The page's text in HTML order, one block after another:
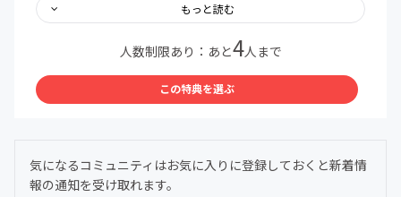
…and more!
＊コミュニティ内ではLINEを使用します。注意事項をよく
読みご参加ください。
＊「初月無料」の適用は入会月末となります。翌月1日よ
親子料理部事務局公式LINE
https://lin.ee/GnmnXQs
もっと読む
人数制限あり：あと4人まで
この特典を選ぶ
気になるコミュニティはお気に入りに登録しておくと新着情
報の通知を受け取れます。